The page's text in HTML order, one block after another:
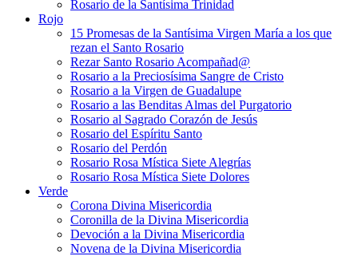
Rosario de la Santísima Trinidad
Rojo
15 Promesas de la Santísima Virgen María a los que
rezan el Santo Rosario
Rezar Santo Rosario Acompañad@
Rosario a la Preciosísima Sangre de Cristo
Rosario a la Virgen de Guadalupe
Rosario a las Benditas Almas del Purgatorio
Rosario al Sagrado Corazón de Jesús
Rosario del Espíritu Santo
Rosario del Perdón
Rosario Rosa Mística Siete Alegrías
Rosario Rosa Mística Siete Dolores
Verde
Corona Divina Misericordia
Coronilla de la Divina Misericordia
Devoción a la Divina Misericordia
Novena de la Divina Misericordia